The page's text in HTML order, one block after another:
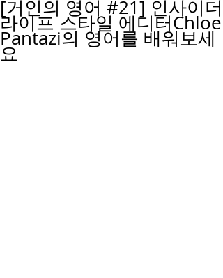
[거인의 영어 #21] 인사이더
라이프 스타일 에디터Chloe
Pantazi의 영어를 배워보세
요